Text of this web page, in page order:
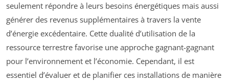
seulement répondre à leurs besoins énergétiques mais aussi
générer des revenus supplémentaires à travers la vente
d’énergie excédentaire. Cette dualité d’utilisation de la
ressource terrestre favorise une approche gagnant-gagnant
pour l’environnement et l’économie. Cependant, il est
essentiel d’évaluer et de planifier ces installations de manière